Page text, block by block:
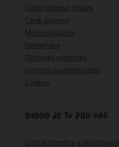
Často kladené dotazy
Ceník dopravy
Možnosti plateb
Reklamace
Obchodní podmínky
Ochrana osobních údajů
Cookies
BIOOO JE TU PRO VÁS
O bio kosmetice a eko drogerii